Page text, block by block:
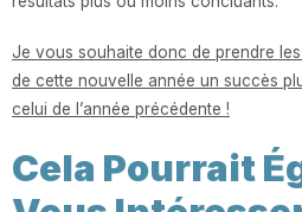
Je vous souhaite donc de prendre
de cette nouvelle année un succès
celui de l’année précédente !
Cela Pourrait